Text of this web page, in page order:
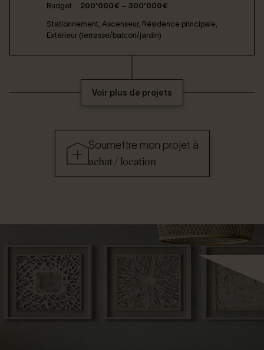
Budget :
200'000€ – 300'000€
Stationnement, Ascenseur, Résidence principale,
Extérieur (terrasse/balcon/jardin)
Voir plus de projets
Soumettre mon projet à
achat / location